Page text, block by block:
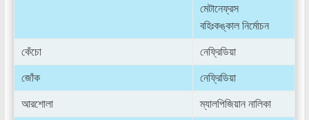
মেটানেফ্রস
বহিঃকঙ্কাল নির্মোচন
কেঁচো
নেফ্রিডিয়া
জোঁক
নেফ্রিডিয়া
আরশোলা
ম্যালপিজিয়ান নালিকা